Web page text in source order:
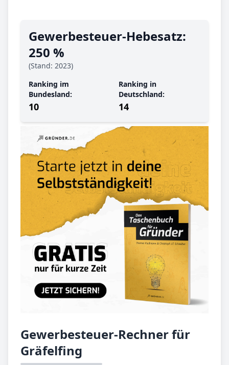
Gewerbe­steuer-Hebe­satz:
250 %
(Stand: 2023)
Ranking im
Bundesland:
10
Ranking in
Deutschland:
14
Gewerbesteuer-Rechner für
Gräfelfing